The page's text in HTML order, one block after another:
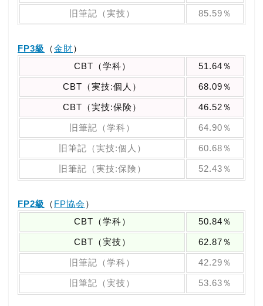
旧筆記（実技） 85.59％
FP3級 （金財）
CBT（学科）
51.64％
CBT（実技:個人） 68.09％
CBT（実技:保険） 46.52％
旧筆記（学科） 64.90％
旧筆記（実技:個人） 60.68％
旧筆記（実技:保険） 52.43％
FP2級 （ FP協会 ）
CBT（学科）
50.84％
CBT（実技） 62.87％
旧筆記（学科） 42.29％
旧筆記（実技） 53.63％